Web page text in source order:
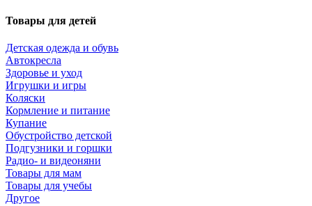
Товары для детей
Детская одежда и обувь
Автокресла
Здоровье и уход
Игрушки и игры
Коляски
Кормление и питание
Купание
Обустройство детской
Подгузники и горшки
Радио- и видеоняни
Товары для мам
Товары для учебы
Другое